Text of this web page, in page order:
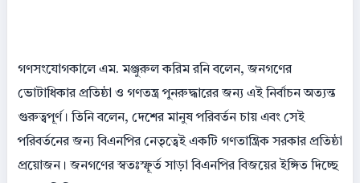
গণসংযোগকালে এম. মঞ্জুরুল করিম রনি বলেন, জনগণের
ভোটাধিকার প্রতিষ্ঠা ও গণতন্ত্র পুনরুদ্ধারের জন্য এই নির্বাচন অত্যন্ত
গুরুত্বপূর্ণ। তিনি বলেন, দেশের মানুষ পরিবর্তন চায় এবং সেই
পরিবর্তনের জন্য বিএনপির নেতৃত্বেই একটি গণতান্ত্রিক সরকার প্রতিষ্ঠা
প্রয়োজন। জনগণের স্বতঃস্ফূর্ত সাড়া বিএনপির বিজয়ের ইঙ্গিত দিচ্ছে